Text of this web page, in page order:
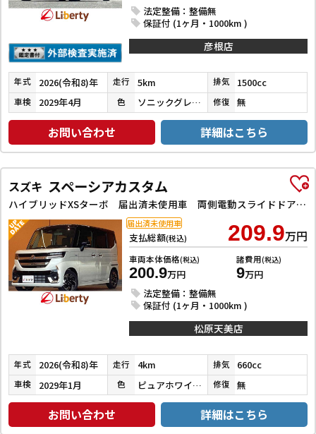
法定整備：整備無
保証付 (1ヶ月・1000km )
彦根店
年式 2026(令和8)年 走行 5km 排気 1500cc
車検 2029年4月 色 ソニックグレーパール 修復 無
お問い合わせ 詳細はこちら
スズキ スペーシアカスタム
ハイブリッドXSターボ 届出済未使用車 両側電動スライドドア クリアランスソナー オートクルーズコントロール レーンアシスト 衝突被害軽減システム LEDヘッドランプ アイドリングストップ 電動格納ミラー シートヒーター
支払総額(税込) 209.9万円
車両本体価格(税込)
200.9万円
諸費用(税込)
9万円
法定整備：整備無
保証付 (1ヶ月・1000km )
届出済未使用車
松原天美店
年式 2026(令和8)年 走行 4km 排気 660cc
車検 2029年1月 色 ピュアホワイトパール／ブルーイッシュブラックパール３ 修復 無
お問い合わせ 詳細はこちら